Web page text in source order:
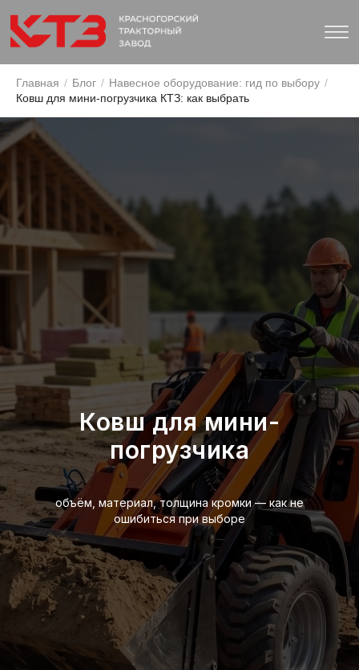
Главная / Блог / Навесное оборудование: гид по выбору /
Ковш для мини-погрузчика КТЗ: как выбрать
Ковш для мини-
погрузчика
объём, материал, толщина кромки — как не
ошибиться при выборе